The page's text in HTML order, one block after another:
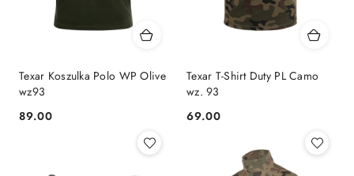
Texar Koszulka Polo WP Olive
wz93
Cena:
89.00
Texar T-Shirt Duty PL Camo
wz. 93
Cena:
69.00